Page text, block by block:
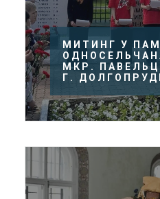
МИТИНГ У
МКР.
Г.